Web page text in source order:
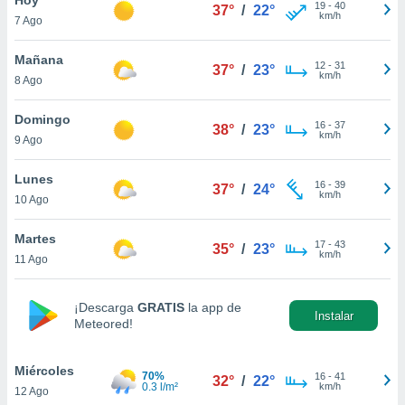
en
más
nuestra
de
aceptar
de
7 Ago
37° / 22° 19- 40
km/h
Mañana
8 Ago
37° / 23° 12- 31
km/h
Domingo
9 Ago
38° / 23° 16- 37
km/h
Lunes
10 Ago
37° / 24° 16- 39
km/h
Martes
11 Ago
35° / 23° 17- 43
km/h
¡Descarga GRATIS la app de
Meteored!
Instalar
Miércoles
12 Ago
70%
0.3 l/m²
32° / 22° 16- 41
km/h